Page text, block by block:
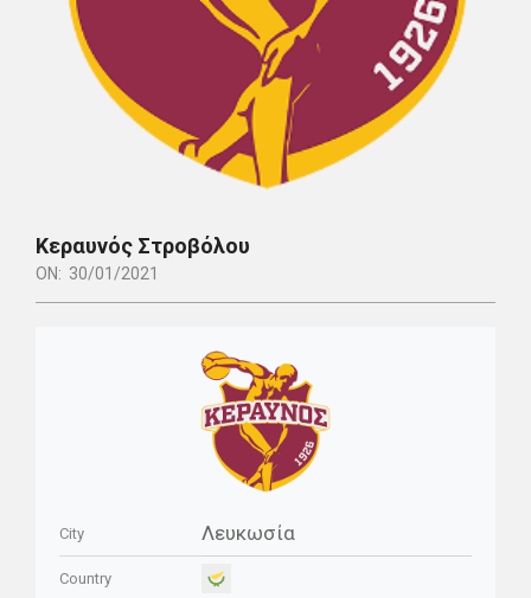
Κεραυνός Στροβόλου
ON: 30/01/2021
City Λευκωσία
Country